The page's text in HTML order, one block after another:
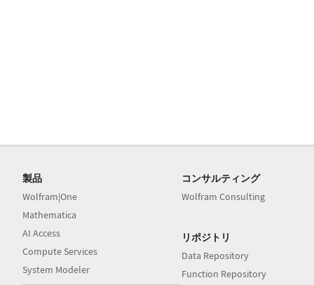
製品
Wolfram|One
Mathematica
AI Access
Compute Services
System Modeler
コンサルティング
Wolfram Consulting
リポジトリ
Data Repository
Function Repository